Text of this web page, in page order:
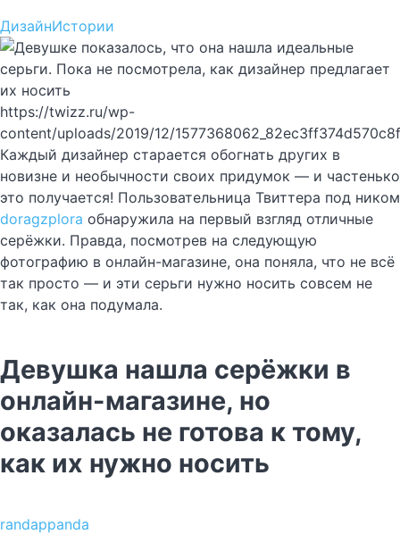
ДизайнИстории
https://twizz.ru/wp-
content/uploads/2019/12/
Каждый дизайнер старается обогнать других в
новизне и необычности своих придумок — и частенько
это получается! Пользовательница Твиттера под ником
doragzplora обнаружила на первый взгляд отличные
серёжки. Правда, посмотрев на следующую
фотографию в онлайн-магазине, она поняла, что не всё
так просто — и эти серьги нужно носить совсем не
так, как она подумала.
Девушка нашла серёжки в
онлайн-магазине, но
оказалась не готова к тому,
как их нужно носить
randappanda